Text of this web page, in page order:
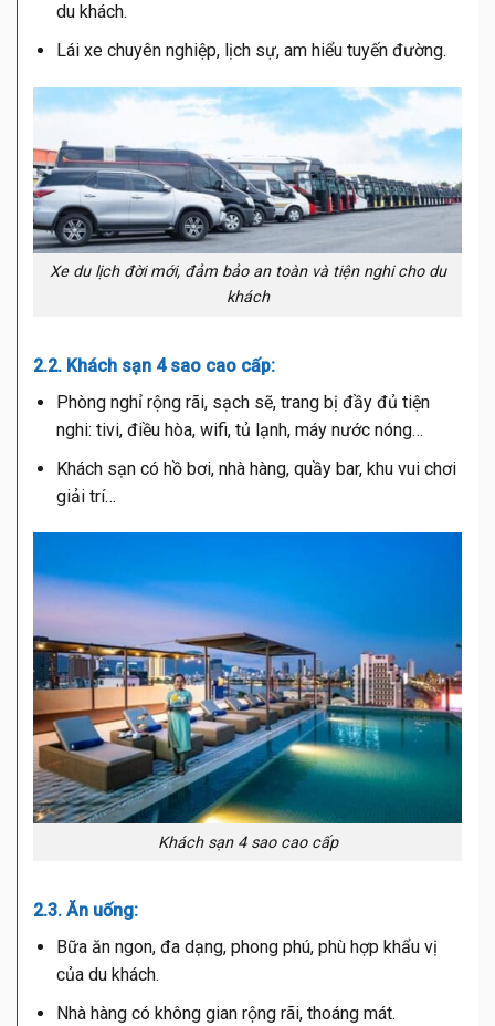
du khách.
Lái xe chuyên nghiệp, lịch sự, am hiểu tuyến đường.
Xe du lịch đời mới, đảm bảo an toàn và tiện nghi cho du
khách
2.2. Khách sạn 4 sao cao cấp:
Phòng nghỉ rộng rãi, sạch sẽ, trang bị đầy đủ tiện
nghi: tivi, điều hòa, wifi, tủ lạnh, máy nước nóng…
Khách sạn có hồ bơi, nhà hàng, quầy bar, khu vui chơi
giải trí…
Khách sạn 4 sao cao cấp
2.3. Ăn uống:
Bữa ăn ngon, đa dạng, phong phú, phù hợp khẩu vị
của du khách.
Nhà hàng có không gian rộng rãi, thoáng mát.